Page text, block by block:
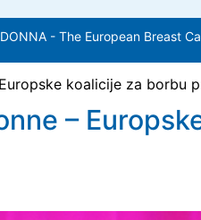
- The European Breast
koalicije za borbu
–